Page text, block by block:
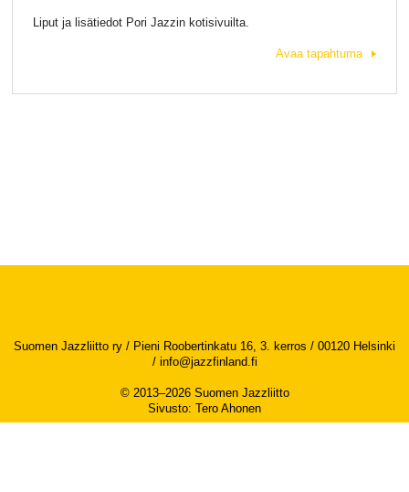
Liput ja lisätiedot Pori Jazzin kotisivuilta.
Avaa tapahtuma
Suomen Jazzliitto ry / Pieni Roobertinkatu 16, 3. kerros / 00120 Helsinki
/ info@jazzfinland.fi
© 2013–2026 Suomen Jazzliitto
Sivusto: Tero Ahonen